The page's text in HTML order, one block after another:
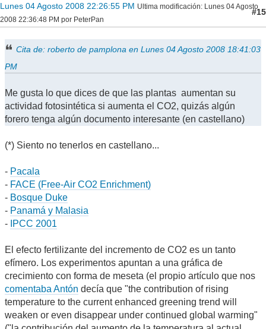
Lunes 04 Agosto 2008 22:26:55 PM Ultima modificación: Lunes 04 Agosto
2008 22:36:48 PM por PeterPan
#15
Cita de: roberto de pamplona en Lunes 04 Agosto 2008 18:41:03
PM
Me gusta lo que dices de que las plantas aumentan su
actividad fotosintética si aumenta el CO2, quizás algún
forero tenga algún documento interesante (en castellano)
(*) Siento no tenerlos en castellano...
- Pacala
- FACE (Free-Air CO2 Enrichment)
- Bosque Duke
- Panamá y Malasia
- IPCC 2001
El efecto fertilizante del incremento de CO2 es un tanto
efímero. Los experimentos apuntan a una gráfica de
crecimiento con forma de meseta (el propio artículo que nos
comentaba Antón decía que "the contribution of rising
temperature to the current enhanced greening trend will
weaken or even disappear under continued global warming"